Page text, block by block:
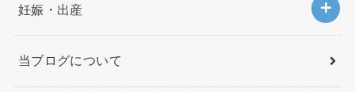
妊娠・出産
当ブログについて